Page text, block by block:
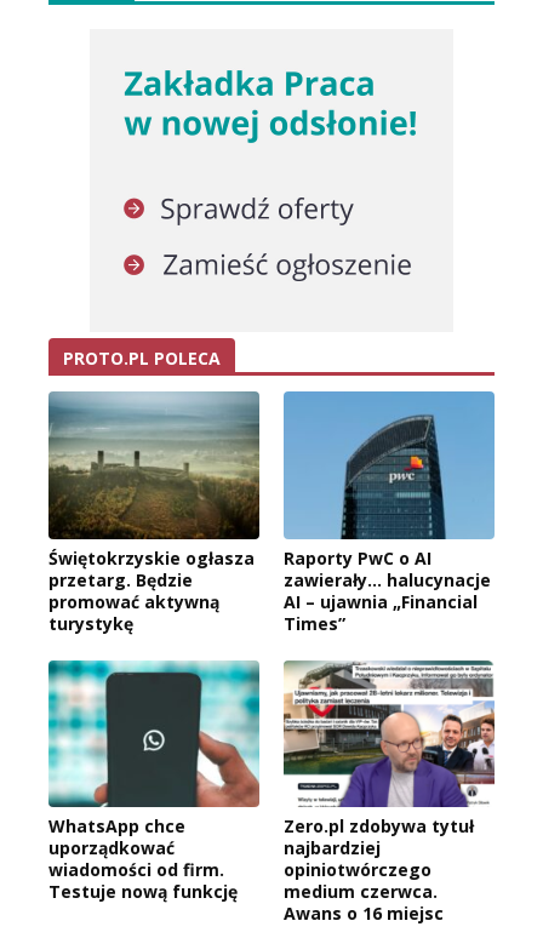
PROTO.PL POLECA
Świętokrzyskie ogłasza
przetarg. Będzie
promować aktywną
turystykę
Raporty PwC o AI
zawierały… halucynacje
AI – ujawnia „Financial
Times”
WhatsApp chce
uporządkować
wiadomości od firm.
Testuje nową funkcję
Zero.pl zdobywa tytuł
najbardziej
opiniotwórczego
medium czerwca.
Awans o 16 miejsc